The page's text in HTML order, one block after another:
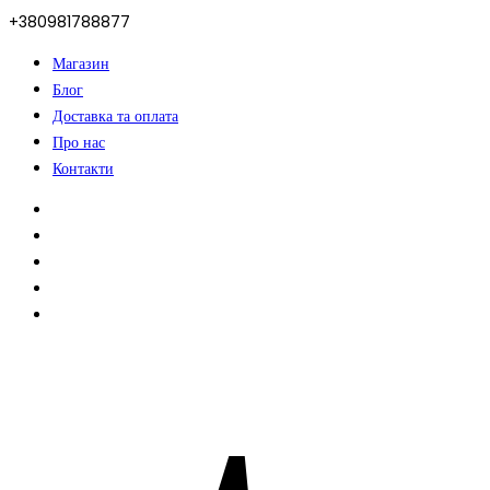
+380981788877
Магазин
Блог
Доставка та оплата
Про нас
Контакти